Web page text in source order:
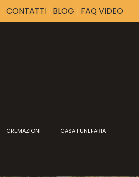
CONTATTI BLOG FAQ VIDEO
CREMAZIONI CASA FUNERARIA